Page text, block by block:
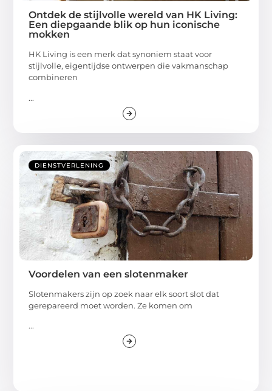
Ontdek de stijlvolle wereld van HK Living:
Een diepgaande blik op hun iconische
mokken
HK Living is een merk dat synoniem staat voor
stijlvolle, eigentijdse ontwerpen die vakmanschap
combineren
...
DIENSTVERLENING
Voordelen van een slotenmaker
Slotenmakers zijn op zoek naar elk soort slot dat
gerepareerd moet worden. Ze komen om
...